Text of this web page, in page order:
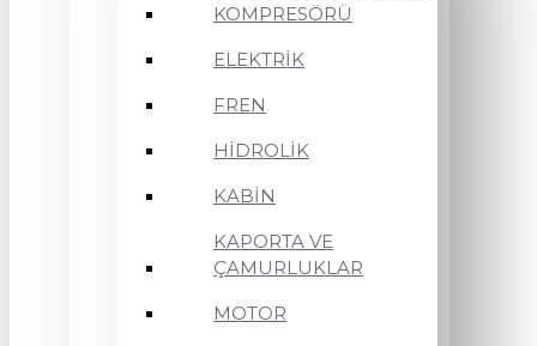
KOMPRESÖRÜ
ELEKTRİK
FREN
HİDROLİK
KABİN
KAPORTA VE
ÇAMURLUKLAR
MOTOR